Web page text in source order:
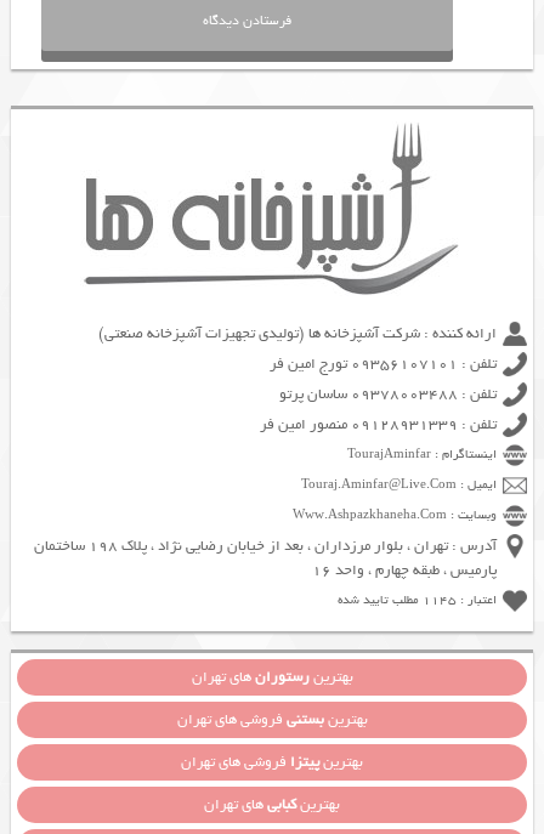
ارائه کننده : شرکت آشپزخانه ها (تولیدی تجهیزات آشپزخانه صنعتی)
تلفن : 09356107101 تورج امین فر
تلفن : 09378003488 ساسان پرتو
تلفن : 09128931339 منصور امین فر
اینستاگرام : TourajAminfar
ایمیل : Touraj.Aminfar@Live.Com
وبسایت : Www.Ashpazkhaneha.Com
آدرس : تهران ، بلوار مرزداران ، بعد از خیابان رضایی نژاد ، پلاک 198 ساختمان
پارمیس ، طبقه چهارم ، واحد 16
اعتبار : 1145 مطلب تایید شده
بهترینرستورانهای تهران
بهترینبستنی فروشی های تهران
بهترینپیتزا فروشی های تهران
بهترینکبابیهای تهران